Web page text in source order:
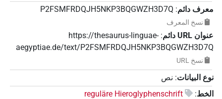
معرف دائم:
P2FSMFRDQJH5NKP3BQGWZH3D7Q
نسخ المعرف
عنوان‏ ‏URL‏ دائم :
https://thesaurus-linguae-
aegyptiae.de/text/P2FSMFRDQJH5NKP3BQGWZH3D7Q
نسخ‏ ‏URL
نوع البيانات: نص
الخط:
reguläre Hieroglyphenschrift